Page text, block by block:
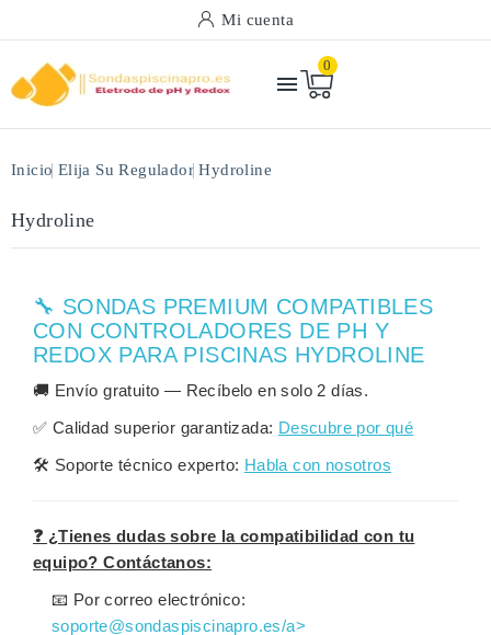
Mi cuenta

0
Inicio Elija Su Regulador Hydroline
Hydroline
🔧 SONDAS PREMIUM COMPATIBLES
CON CONTROLADORES DE PH Y
REDOX PARA PISCINAS HYDROLINE
🚚 Envío gratuito — Recíbelo en solo 2 días.
✅ Calidad superior garantizada: Descubre por qué
🛠️ Soporte técnico experto: Habla con nosotros
❓ ¿Tienes dudas sobre la compatibilidad con tu
equipo? Contáctanos:
📧 Por correo electrónico:
soporte@sondaspiscinapro.es/a>